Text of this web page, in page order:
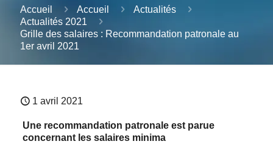
Accueil Accueil
Actualités
Actualités 2021
Grille des salaires : Recommandation patronale au
1er avril 2021
1 avril 2021
Une recommandation patronale est parue
concernant les salaires minima